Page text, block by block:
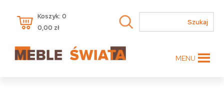
Koszyk: 0
0,00 zł
MENU